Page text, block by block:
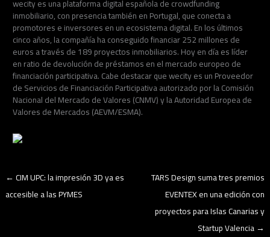
wecity es una plataforma digital española de crowdfunding
inmobiliario, con presencia también en Portugal, que conecta a
promotores e inversores en un ecosistema digital. En los últimos
cinco años, la compañía ha conseguido financiar 252 millones de
euros a través de 189 proyectos inmobiliarios. Hoy en día es líder
en ratio de devolución de préstamos en el mercado europeo de
financiación participativa. Cabe destacar que wecity es un Proveedor
de Servicios de Financiación Participativa autorizado por la Comisión
Nacional del Mercado de Valores (CNMV) y la Autoridad Europea de
Valores de Mercados (AEVM/ESMA).
←CIM UPC: la impresión 3D ya es
accesible a las PYMES
TARS Design suma tres premios
EVENTEX en una edición con
proyectos para Islas Canarias y
Startup Valencia→